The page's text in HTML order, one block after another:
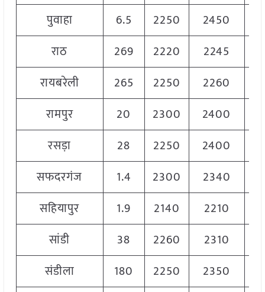
पुवाहा
6.5 2250 2450
राठ
269 2220 2245
रायबरेली
265 2250 2260
रामपुर
20 2300 2400
रसड़ा
28 2250 2400
सफदरगंज
1.4 2300 2340
सहियापुर
1.9 2140 2210
सांडी
38 2260 2310
संडीला
180 2250 2350